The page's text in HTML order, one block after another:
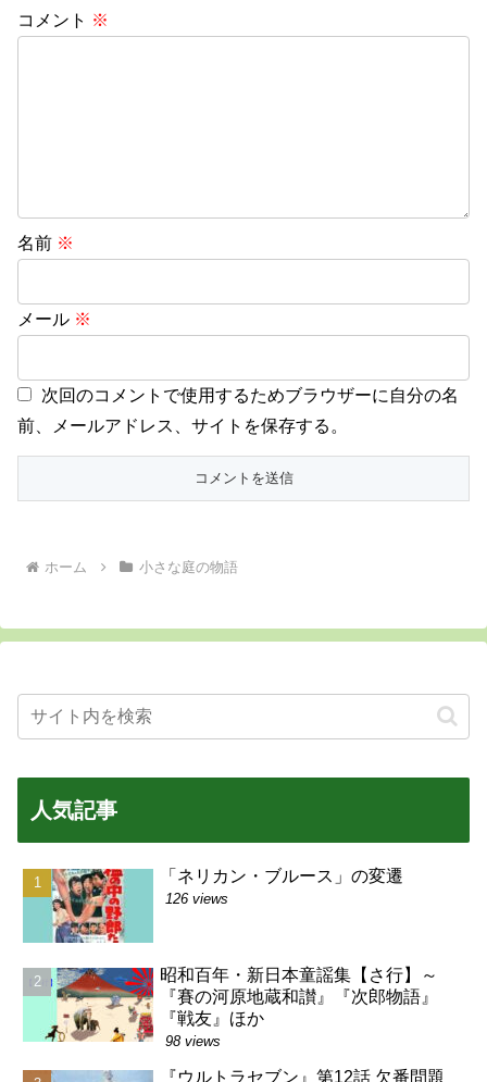
コメント ※
名前 ※
メール ※
次回のコメントで使用するためブラウザーに自分の名
前、メールアドレス、サイトを保存する。
ホーム 小さな庭の物語
人気記事
「ネリカン・ブルース」の変遷
126 views
昭和百年・新日本童謡集【さ行】～
『賽の河原地蔵和讃』『次郎物語』
『戦友』ほか
98 views
『ウルトラセブン』第12話 欠番問題